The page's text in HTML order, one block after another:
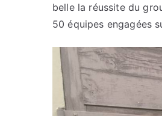
belle la réussite du
50 équipes engagées